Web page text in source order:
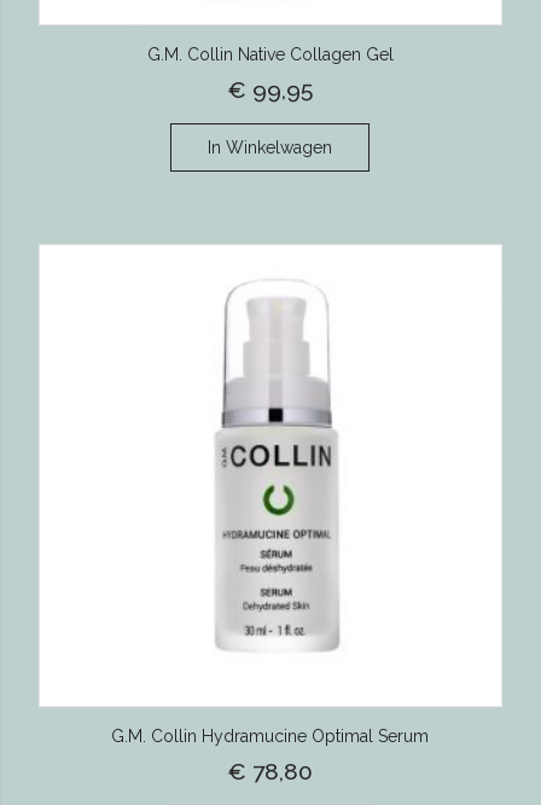
G.M. Collin Native Collagen Gel
€ 99,95
In Winkelwagen
G.M. Collin Hydramucine Optimal Serum
€ 78,80